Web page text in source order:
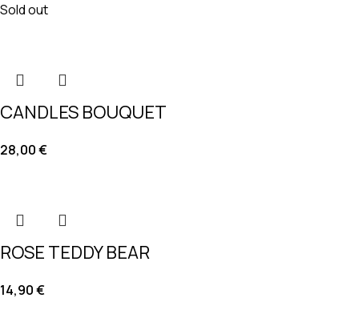
Sold out
CANDLES BOUQUET
28,00€
ROSE TEDDY BEAR
14,90€